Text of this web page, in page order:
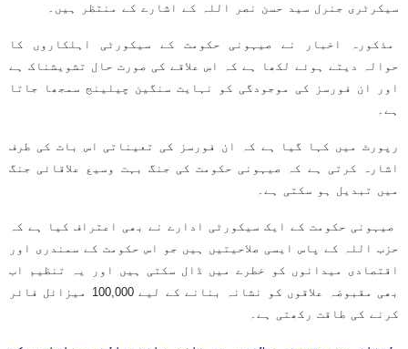
سیکرٹری جنرل سید حسن نصر اللہ کے اشارے کے منتظر ہیں۔
مذکورہ اخبار نے صیہونی حکومت کے سیکورٹی اہلکاروں کا
حوالہ دیتے ہوئے لکھا ہے کہ اس علاقے کی صورت حال تشویشناک ہے
اور ان فورسز کی موجودگی کو نہایت سنگین چیلینج سمجھا جاتا
ہے۔
رپورٹ میں کہا گیا ہے کہ ان فورسز کی تعیناتی اس بات کی طرف
اشارہ کرتی ہے کہ صیہونی حکومت کی جنگ بہت وسیع علاقائی جنگ
میں تبدیل ہو سکتی ہے۔
صیہونی حکومت کے ایک سیکورٹی ادارے نے بھی اعتراف کیا ہے کہ
حزب اللہ کے پاس ایسی صلاحیتیں ہیں جو اس حکومت کے سمندری اور
اقتصادی میدانوں کو خطرے میں ڈال سکتی ہیں اور یہ تنظیم اب
بھی مقبوضہ علاقوں کو نشانہ بنانے کے لیے 100,000 میزائل فائر
کرنے کی طاقت رکھتی ہے۔